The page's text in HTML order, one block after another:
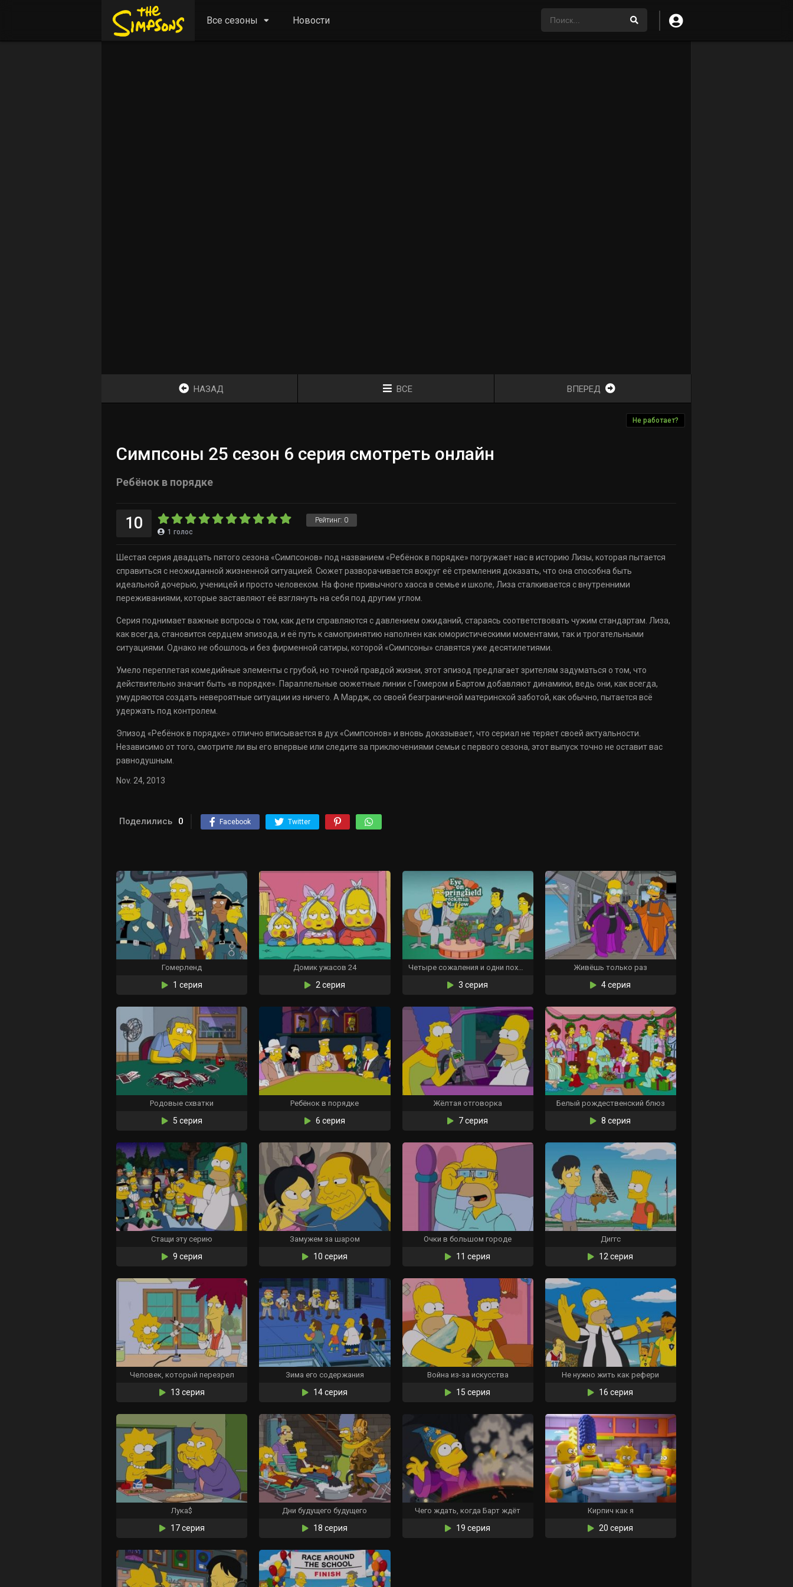
Все сезоны Новости
НАЗАД ВСЕ ВПЕРЕД
Не работает?
Симпсоны 25 сезон 6 серия смотреть онлайн
Ребёнок в порядке
Рейтинг: 0
10 1 голос
Шестая серия двадцать пятого сезона «Симпсонов» под названием «Ребёнок в порядке» погружает нас в историю Лизы, которая пытается
справиться с неожиданной жизненной ситуацией. Сюжет разворачивается вокруг её стремления доказать, что она способна быть
идеальной дочерью, ученицей и просто человеком. На фоне привычного хаоса в семье и школе, Лиза сталкивается с внутренними
переживаниями, которые заставляют её взглянуть на себя под другим углом.
Серия поднимает важные вопросы о том, как дети справляются с давлением ожиданий, стараясь соответствовать чужим стандартам. Лиза,
как всегда, становится сердцем эпизода, и её путь к самопринятию наполнен как юмористическими моментами, так и трогательными
ситуациями. Однако не обошлось и без фирменной сатиры, которой «Симпсоны» славятся уже десятилетиями.
Умело переплетая комедийные элементы с грубой, но точной правдой жизни, этот эпизод предлагает зрителям задуматься о том, что
действительно значит быть «в порядке». Параллельные сюжетные линии с Гомером и Бартом добавляют динамики, ведь они, как всегда,
умудряются создать невероятные ситуации из ничего. А Мардж, со своей безграничной материнской заботой, как обычно, пытается всё
удержать под контролем.
Эпизод «Ребёнок в порядке» отлично вписывается в дух «Симпсонов» и вновь доказывает, что сериал не теряет своей актуальности.
Независимо от того, смотрите ли вы его впервые или следите за приключениями семьи с первого сезона, этот выпуск точно не оставит вас
равнодушным.
Nov. 24, 2013
Поделились 0 Facebook Twitter
Гомерленд
1 серия
Домик ужасов 24
2 серия
Четыре сожаления и одни похороны
3 серия
Живёшь только раз
4 серия
Родовые схватки
5 серия
Ребёнок в порядке
6 серия
Жёлтая отговорка
7 серия
Белый рождественский блюз
8 серия
Стащи эту серию
9 серия
Замужем за шаром
10 серия
Очки в большом городе
11 серия
Диггс
12 серия
Человек, который перезрел
13 серия
Зима его содержания
14 серия
Война из-за искусства
15 серия
Не нужно жить как рефери
16 серия
Лука$
17 серия
Дни будущего будущего
18 серия
Чего ждать, когда Барт ждёт
19 серия
Кирпич как я
20 серия